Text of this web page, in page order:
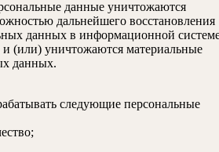
данные уничтожаются
дальнейшего восстановления
данных в информационной
(или) уничтожаются материальные
данных.
следующие персональные